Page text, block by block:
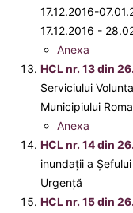
17.12.2016-
17.12.2016 -
Anexa
HCL nr. 13 din
Serviciului
Municipiului
Anexa
HCL nr. 14 din
inundații a
Urgență
HCL nr. 15 din